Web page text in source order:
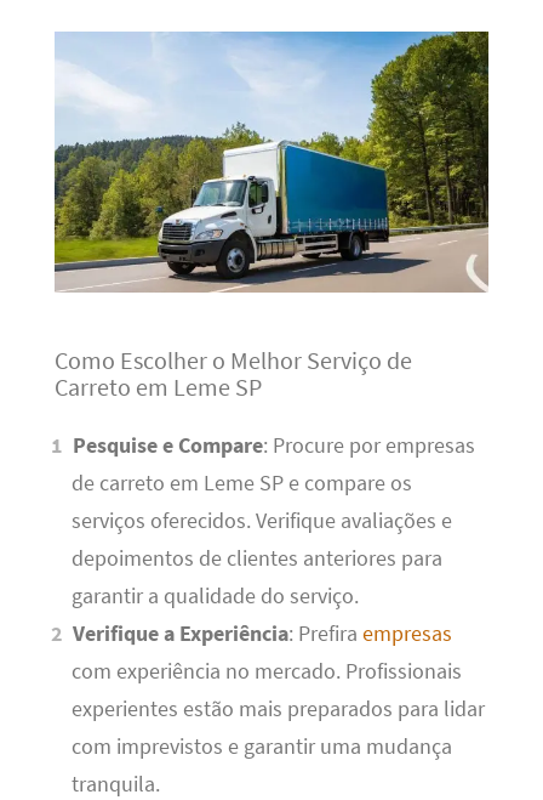
Como Escolher o Melhor Serviço de
Carreto em Leme SP
Pesquise e Compare: Procure por empresas
de carreto em Leme SP e compare os
serviços oferecidos. Verifique avaliações e
depoimentos de clientes anteriores para
garantir a qualidade do serviço.
Verifique a Experiência: Prefiraempresas
com experiência no mercado. Profissionais
experientes estão mais preparados para lidar
com imprevistos e garantir uma mudança
tranquila.